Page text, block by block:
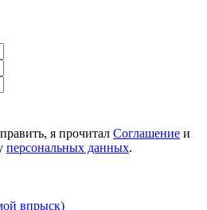
я прочитал Соглашение и
персональных данных.
впрыск)